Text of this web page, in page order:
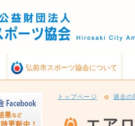
弘前市スポーツ協会について
トップページ 過去の